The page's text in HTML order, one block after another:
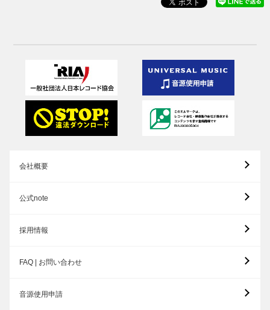
会社概要
公式note
採用情報
FAQ | お問い合わせ
音源使用申請